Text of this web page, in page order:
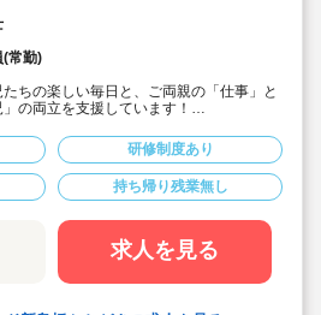
(常勤)
ちの楽しい毎日と、ご両親の「仕事」と
」の両立を支援しています！
平均3時間。持ち帰り残業なし
日は120日。有給休暇の消化もしっかり
境です。
た、ご家庭をお持ちの方や子育て中の方も
い職場づくりに力を入れています！
研修制度あり
持ち帰り残業無し
求人を見る